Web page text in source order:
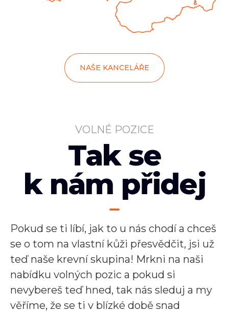
NAŠE KANCELÁŘE
VOLNÉ POZICE
Tak se
k nám přidej
Pokud se ti líbí, jak to u nás chodí a chceš
se o tom na vlastní kůži přesvědčit, jsi už
teď naše krevní skupina! Mrkni na naši
nabídku volných pozic a pokud si
nevybereš teď hned, tak nás sleduj a my
věříme, že se ti v blízké době snad